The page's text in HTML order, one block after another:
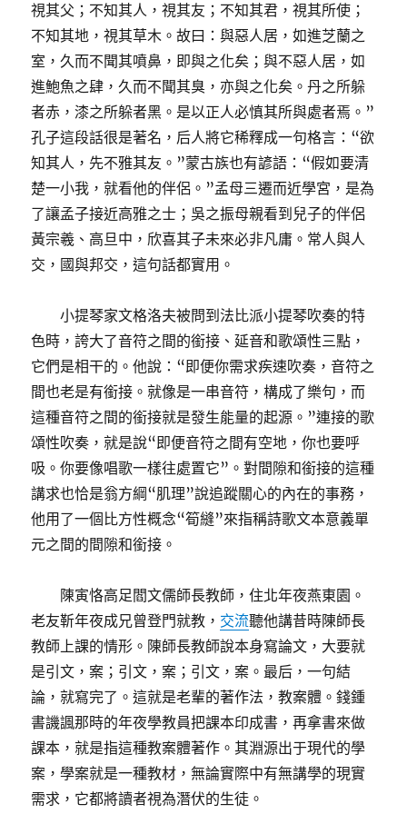
視其父；不知其人，視其友；不知其君，視其所使；
不知其地，視其草木。故曰：與惡人居，如進芝蘭之
室，久而不聞其噴鼻，即與之化矣；與不惡人居，如
進鮑魚之肆，久而不聞其臭，亦與之化矣。丹之所躲
者赤，漆之所躲者黑。是以正人必慎其所與處者焉。”
孔子這段話很是著名，后人將它稀釋成一句格言：“欲
知其人，先不雅其友。”蒙古族也有諺語：“假如要清
楚一小我，就看他的伴侶。”孟母三遷而近學宮，是為
了讓孟子接近高雅之士；吳之振母親看到兒子的伴侶
黃宗羲、高旦中，欣喜其子未來必非凡庸。常人與人
交，國與邦交，這句話都實用。
小提琴家文格洛夫被問到法比派小提琴吹奏的特
色時，誇大了音符之間的銜接、延音和歌頌性三點，
它們是相干的。他說：“即便你需求疾速吹奏，音符之
間也老是有銜接。就像是一串音符，構成了樂句，而
這種音符之間的銜接就是發生能量的起源。”連接的歌
頌性吹奏，就是說“即便音符之間有空地，你也要呼
吸。你要像唱歌一樣往處置它”。對間隙和銜接的這種
講求也恰是翁方綱“肌理”說追蹤關心的內在的事務，
他用了一個比方性概念“筍縫”來指稱詩歌文本意義單
元之間的間隙和銜接。
陳寅恪高足閻文儒師長教師，住北年夜燕東園。
老友靳年夜成兄曾登門就教， 交流聽他講昔時陳師長
教師上課的情形。陳師長教師說本身寫論文，大要就
是引文，案；引文，案；引文，案。最后，一句結
論，就寫完了。這就是老輩的著作法，教案體。錢鍾
書譏諷那時的年夜學教員把課本印成書，再拿書來做
課本，就是指這種教案體著作。其淵源出于現代的學
案，學案就是一種教材，無論實際中有無講學的現實
需求，它都將讀者視為潛伏的生徒。